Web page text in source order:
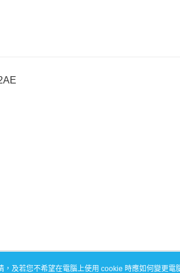
及若您不希望在電腦上使用 cookie 時應如何變更電